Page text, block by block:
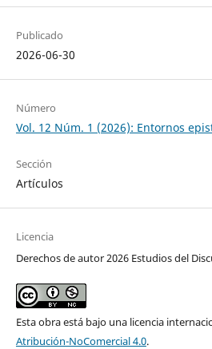
Publicado
2026-06-30
Número
Vol. 12 Núm. 1 (2026): Entornos
Sección
Artículos
Licencia
Derechos de autor 2026 Estudios del
Esta obra está bajo una licencia
Atribución-NoComercial 4.0.